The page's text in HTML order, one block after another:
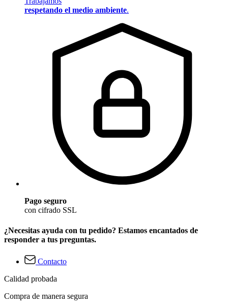
respetando el medio ambiente.
Pago seguro
con cifrado SSL
¿Necesitas ayuda con tu pedido? Estamos encantados de
responder a tus preguntas.
Contacto
Calidad probada
Compra de manera segura